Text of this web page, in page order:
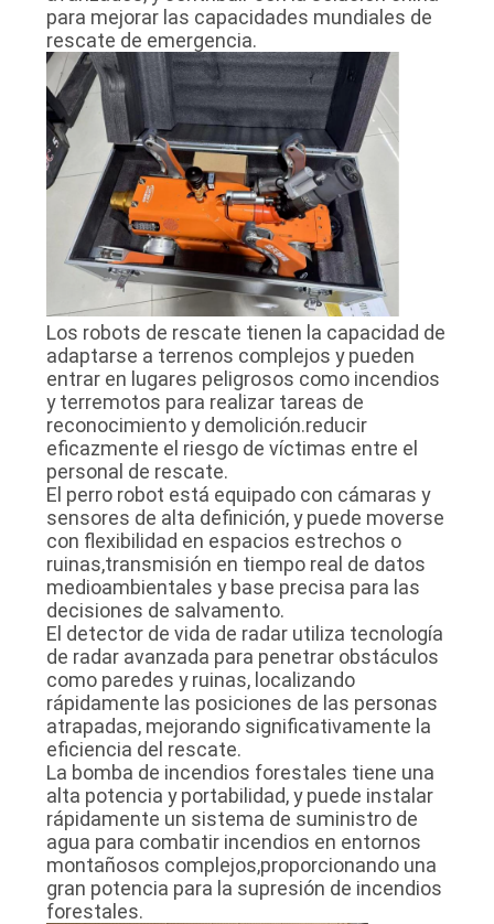
para mejorar las capacidades mundiales de
rescate de emergencia.
Los robots de rescate tienen la capacidad de
adaptarse a terrenos complejos y pueden
entrar en lugares peligrosos como incendios
y terremotos para realizar tareas de
reconocimiento y demolición.reducir
eficazmente el riesgo de víctimas entre el
personal de rescate.
El perro robot está equipado con cámaras y
sensores de alta definición, y puede moverse
con flexibilidad en espacios estrechos o
ruinas,transmisión en tiempo real de datos
medioambientales y base precisa para las
decisiones de salvamento.
El detector de vida de radar utiliza tecnología
de radar avanzada para penetrar obstáculos
como paredes y ruinas, localizando
rápidamente las posiciones de las personas
atrapadas, mejorando significativamente la
eficiencia del rescate.
La bomba de incendios forestales tiene una
alta potencia y portabilidad, y puede instalar
rápidamente un sistema de suministro de
agua para combatir incendios en entornos
montañosos complejos,proporcionando una
gran potencia para la supresión de incendios
forestales.